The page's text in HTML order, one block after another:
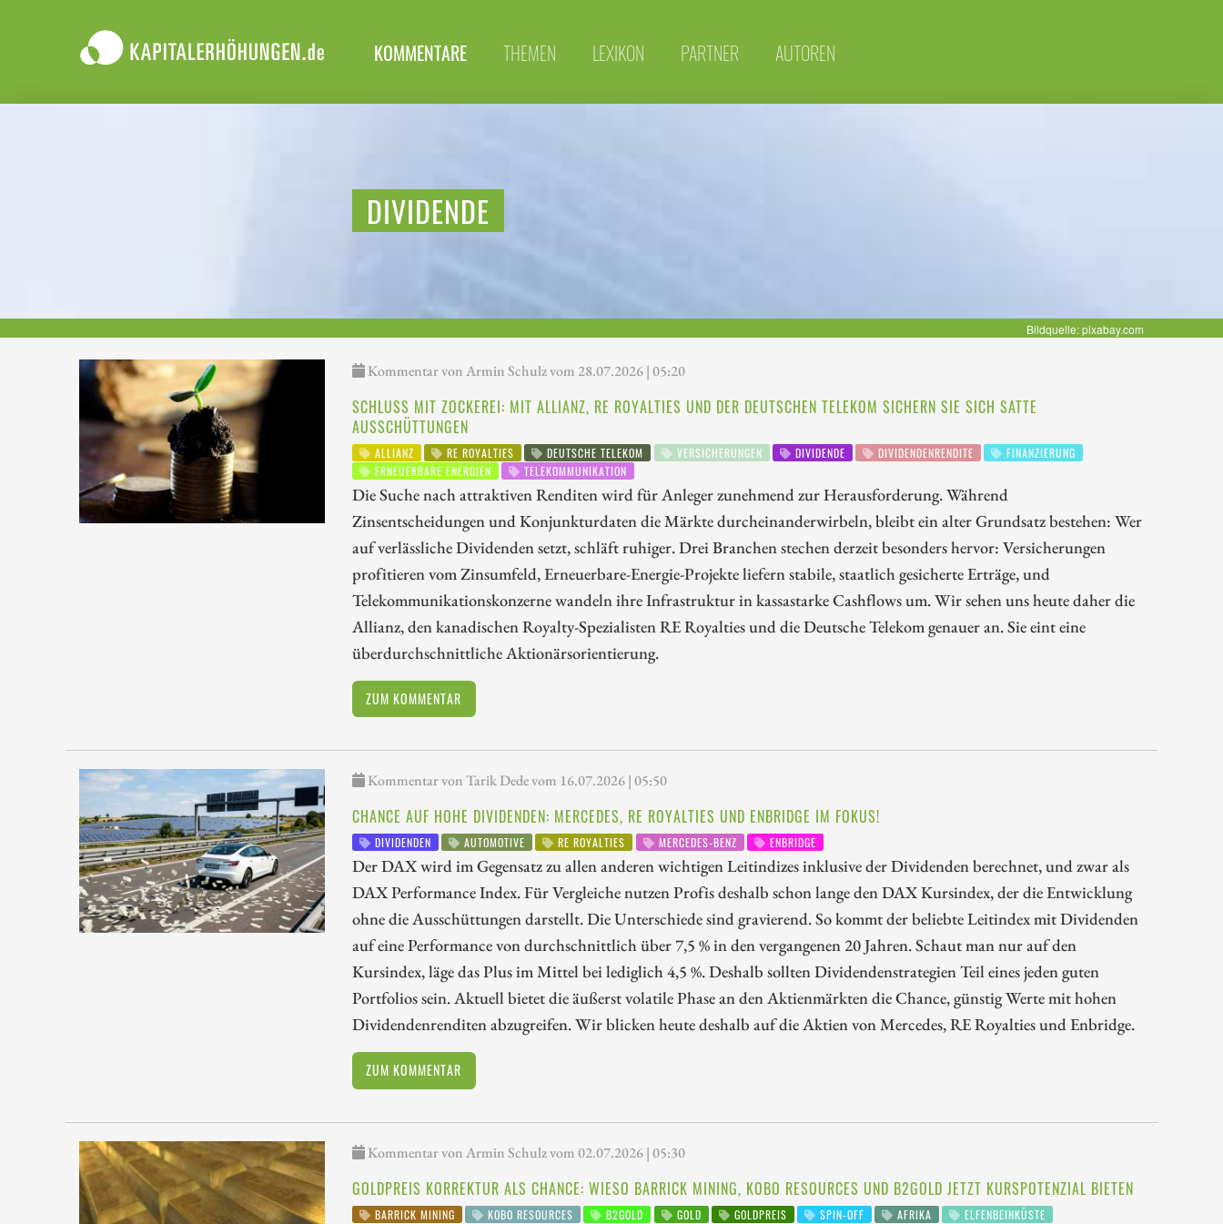
KOMMENTARE THEMEN LEXIKON PARTNER AUTOREN
DIVIDENDE
Bildquelle: pixabay.com
Kommentar von Armin Schulz vom 28.07.2026 | 05:20
SCHLUSS MIT ZOCKEREI: MIT ALLIANZ, RE ROYALTIES UND DER DEUTSCHEN TELEKOM SICHERN SIE SICH SATTE
AUSSCHÜTTUNGEN
ALLIANZ RE ROYALTIES DEUTSCHE TELEKOM VERSICHERUNGEN DIVIDENDE DIVIDENDENRENDITE
FINANZIERUNG
ERNEUERBARE ENERGIEN
TELEKOMMUNIKATION
Die Suche nach attraktiven Renditen wird für Anleger zunehmend zur Herausforderung. Während
Zinsentscheidungen und Konjunkturdaten die Märkte durcheinanderwirbeln, bleibt ein alter Grundsatz bestehen: Wer
auf verlässliche Dividenden setzt, schläft ruhiger. Drei Branchen stechen derzeit besonders hervor: Versicherungen
profitieren vom Zinsumfeld, Erneuerbare-Energie-Projekte liefern stabile, staatlich gesicherte Erträge, und
Telekommunikationskonzerne wandeln ihre Infrastruktur in kassastarke Cashflows um. Wir sehen uns heute daher die
Allianz, den kanadischen Royalty-Spezialisten RE Royalties und die Deutsche Telekom genauer an. Sie eint eine
überdurchschnittliche Aktionärsorientierung.
ZUM KOMMENTAR
Kommentar von Tarik Dede vom 16.07.2026 | 05:50
CHANCE AUF HOHE DIVIDENDEN: MERCEDES, RE ROYALTIES UND ENBRIDGE IM FOKUS!
DIVIDENDEN AUTOMOTIVE RE ROYALTIES MERCEDES-BENZ ENBRIDGE
Der DAX wird im Gegensatz zu allen anderen wichtigen Leitindizes inklusive der Dividenden berechnet, und zwar als
DAX Performance Index. Für Vergleiche nutzen Profis deshalb schon lange den DAX Kursindex, der die Entwicklung
ohne die Ausschüttungen darstellt. Die Unterschiede sind gravierend. So kommt der beliebte Leitindex mit Dividenden
auf eine Performance von durchschnittlich über 7,5 % in den vergangenen 20 Jahren. Schaut man nur auf den
Kursindex, läge das Plus im Mittel bei lediglich 4,5 %. Deshalb sollten Dividendenstrategien Teil eines jeden guten
Portfolios sein. Aktuell bietet die äußerst volatile Phase an den Aktienmärkten die Chance, günstig Werte mit hohen
Dividendenrenditen abzugreifen. Wir blicken heute deshalb auf die Aktien von Mercedes, RE Royalties und Enbridge.
ZUM KOMMENTAR
Kommentar von Armin Schulz vom 02.07.2026 | 05:30
GOLDPREIS KORREKTUR ALS CHANCE: WIESO BARRICK MINING, KOBO RESOURCES UND B2GOLD JETZT KURSPOTENZIAL BIETEN
BARRICK MINING KOBO RESOURCES B2GOLD GOLD GOLDPREIS SPIN-OFF AFRIKA
ELFENBEINKÜSTE